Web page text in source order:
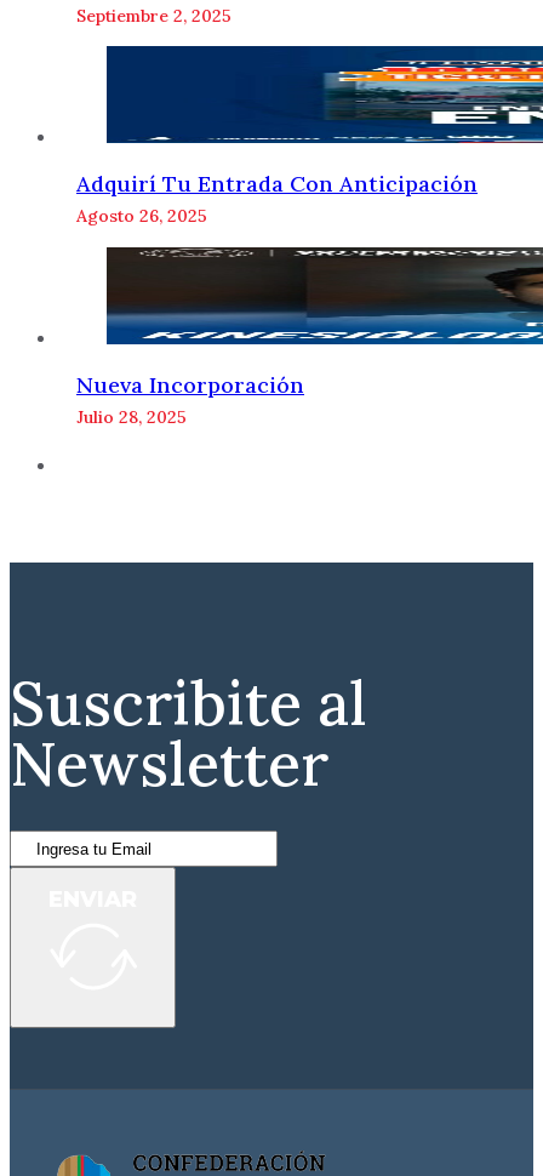
Septiembre 2, 2025
Adquirí Tu Entrada Con Anticipación
Agosto 26, 2025
Nueva Incorporación
Julio 28, 2025
Suscribite al
Newsletter